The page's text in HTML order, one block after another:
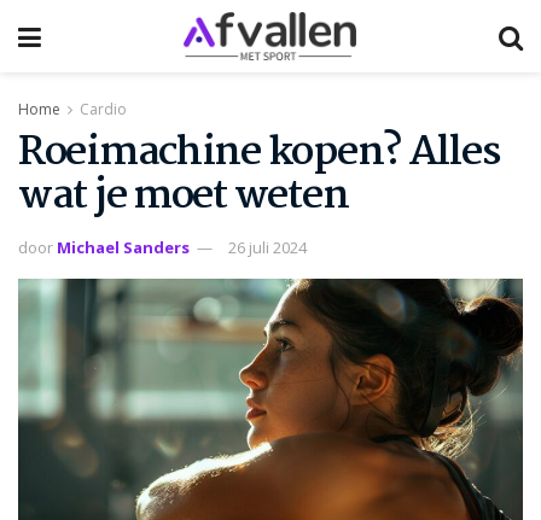
Home Cardio
Roeimachine kopen? Alles
wat je moet weten
door Michael Sanders 26 juli 2024